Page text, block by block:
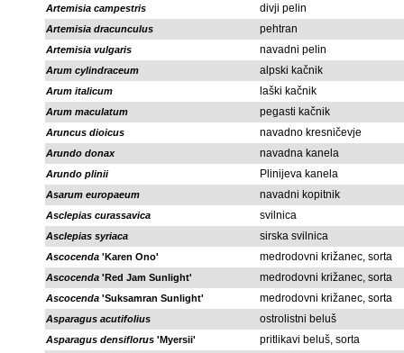
Artemisia campestris divji pelin
Artemisia dracunculus pehtran
Artemisia vulgaris navadni pelin
Arum cylindraceum alpski kačnik
Arum italicum laški kačnik
Arum maculatum pegasti kačnik
Aruncus dioicus navadno kresničevje
Arundo donax navadna kanela
Arundo plinii Plinijeva kanela
Asarum europaeum navadni kopitnik
Asclepias curassavica svilnica
Asclepias syriaca sirska svilnica
Ascocenda 'Karen Ono' medrodovni križanec, sorta
Ascocenda 'Red Jam Sunlight' medrodovni križanec, sorta
Ascocenda 'Suksamran Sunlight' medrodovni križanec, sorta
Asparagus acutifolius ostrolistni beluš
Asparagus densiflorus 'Myersii' pritlikavi beluš, sorta